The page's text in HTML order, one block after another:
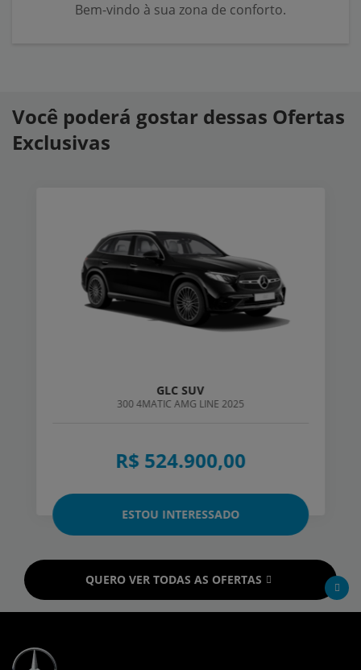
Bem-vindo à sua zona de conforto.
Você poderá gostar dessas Ofertas
Exclusivas
GLC SUV
300 4MATIC AMG LINE 2025
R$ 524.900,00
ESTOU INTERESSADO
QUERO VER TODAS AS OFERTAS